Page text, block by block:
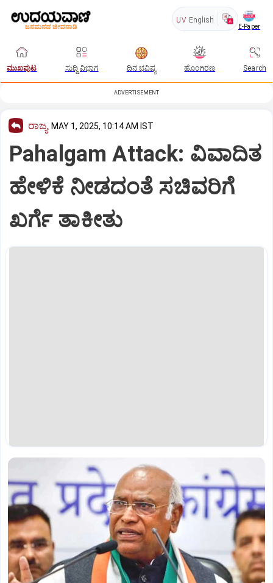
UV English
E-Paper
ಮುಖಪುಟ ಸುದ್ದಿ ವಿಭಾಗ ದಿನ ಭವಿಷ್ಯ ಹೊಂಗಿರಣ Search
ADVERTISEMENT
ರಾಜ್ಯ MAY 1, 2025, 10:14 AM IST
Pahalgam Attack: ವಿವಾದಿತ
ಹೇಳಿಕೆ ನೀಡದಂತೆ ಸಚಿವರಿಗೆ
ಖರ್ಗೆ ತಾಕೀತು